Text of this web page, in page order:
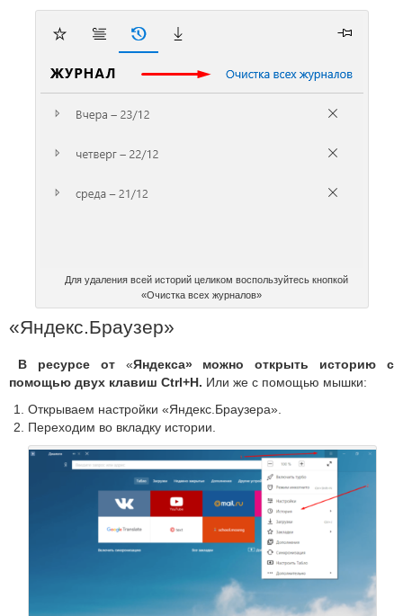
Для удаления всей историй целиком воспользуйтесь кнопкой
«Очистка всех журналов»
«Яндекс.Браузер»
В ресурсе от «Яндекса» можно открыть историю с
помощью двух клавиш Ctrl+H. Или же с помощью мышки:
Открываем настройки «Яндекс.Браузера».
Переходим во вкладку истории.